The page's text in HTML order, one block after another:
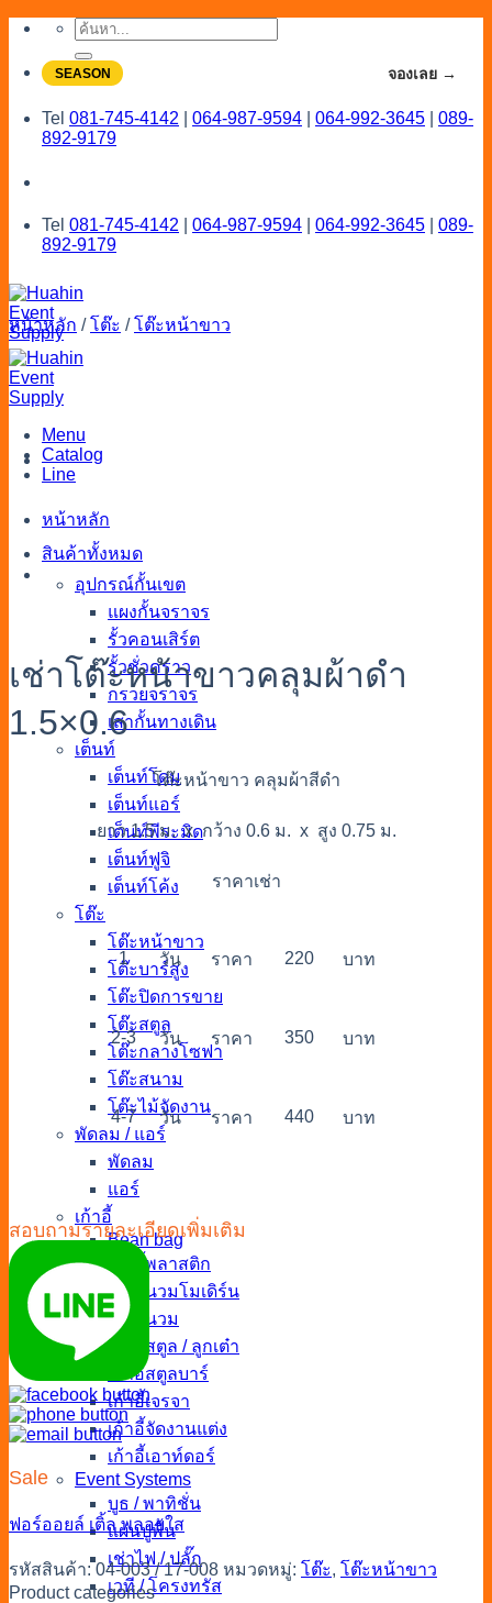
Skip
content
ค้นหา:
SEASON จองเลย →
Tel 081-745-4142 064-987-9594 064-992-3645
089-
892-9179
Tel 081-745-4142 064-987-9594 064-992-3645
089-
892-9179
Menu
Catalog
Line
หน้าหลัก
สินค้าทั้งหมด
อุปกรณ์กั้นเขต
แผงกั้นจราจร
รั้วคอนเสิร์ต
รั้วชั่วคราว
กรวยจราจร
เสากั้นทางเดิน
เต็นท์
เต็นท์โดม
เต็นท์แอร์
เต็นท์พีระมิด
เต็นท์ฟูจิ
เต็นท์โค้ง
โต๊ะ
โต๊ะหน้าขาว
โต๊ะบาร์สูง
โต๊ะปิดการขาย
โต๊ะสตูล
โต๊ะกลางโซฟา
โต๊ะสนาม
โต๊ะไม้จัดงาน
พัดลม / แอร์
พัดลม
แอร์
เก้าอี้
Bean bag
เก้าอี้พลาสติก
เก้าอี้นวมโมเดิร์น
เก้าอี้นวม
เก้าอี้สตูล / ลูกเต๋า
เก้าอี้สตูลบาร์
เก้าอี้เจรจา
เก้าอี้จัดงานแต่ง
เก้าอี้เอาท์ดอร์
Event Systems
บูธ / พาทิชั่น
แผ่นปูพื้น
เช่าไฟ / ปลั๊ก
เวที / โครงทรัส
หน้าหลัก / โต๊ะ / โต๊ะหน้าขาว
เช่าโต๊ะหน้าขาวคลุมผ้าดำ
1.5×0.6
โต๊ะหน้าขาว คลุมผ้าสีดำ
ยาว 1.5 ม. x กว้าง 0.6 ม. x สูง 0.75 ม.
ราคาเช่า
1 วัน ราคา 220 บาท
2-3 วัน ราคา 350 บาท
4-7 วัน ราคา 440 บาท
สอบถามรายละเอียดเพิ่มเติม
Sale
ฟอร์ออยล์ เติ้ล พลอยใส
รหัสสินค้า: 04-003 / 17-008 หมวดหมู่: โต๊ะ, โต๊ะหน้าขาว
Product categories